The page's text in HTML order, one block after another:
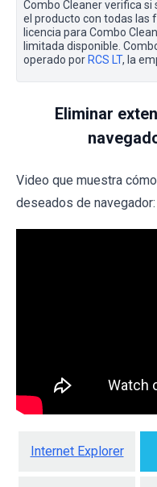
Combo Cleaner verifica
el producto con todas las
licencia para Combo
limitada disponible.
operado por RCS LT, la
Eliminar
Video que muestra
deseados de navegador:
Internet Explorer